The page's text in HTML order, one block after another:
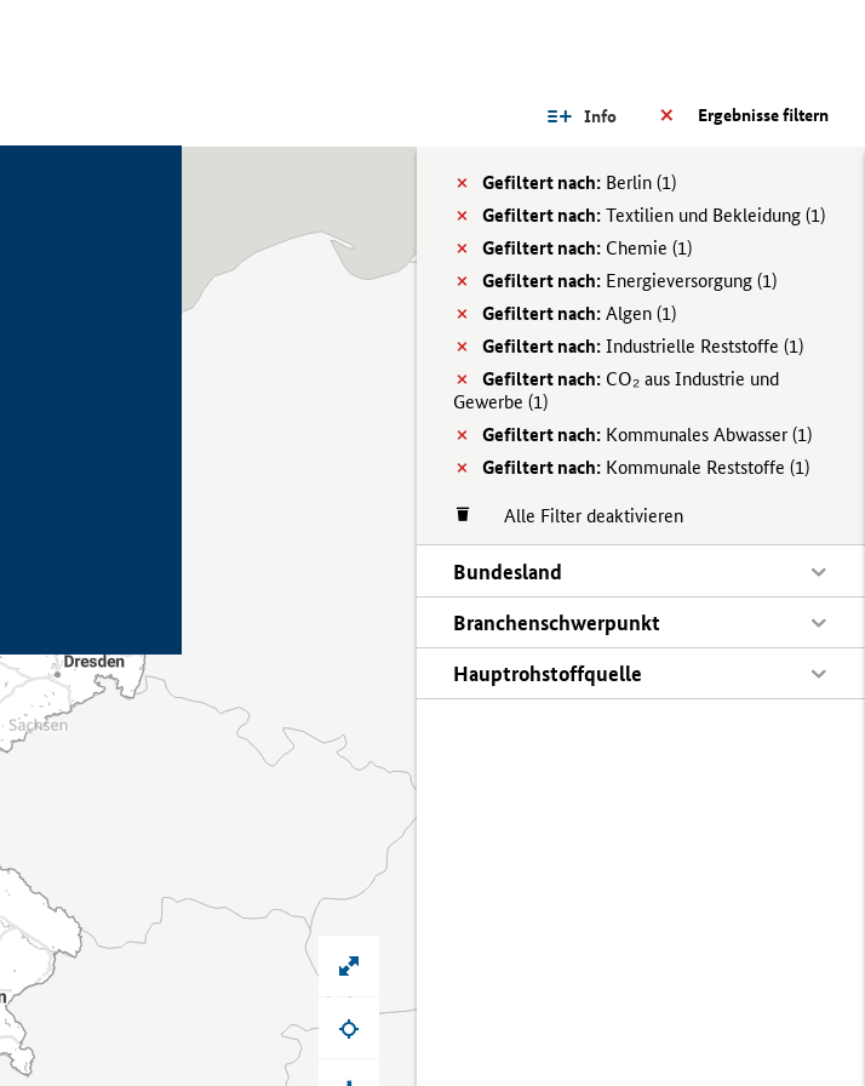
Ergebnisse filtern
Info
Gefiltert nach: Berlin (1)
Gefiltert nach: Textilien und Bekleidung (1)
Gefiltert nach: Chemie (1)
Gefiltert nach: Energieversorgung (1)
Gefiltert nach: Algen (1)
Gefiltert nach: Industrielle Reststoffe (1)
Gefiltert nach: CO₂ aus Industrie und
Gewerbe (1)
Gefiltert nach: Kommunales Abwasser (1)
Gefiltert nach: Kommunale Reststoffe (1)
Alle Filter deaktivieren
Bundesland
Branchenschwerpunkt
Hauptrohstoffquelle